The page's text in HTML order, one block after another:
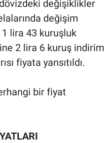
değişiklikler
değişim
lira 43 kuruşluk
2 lira 6 kuruş indirim
fiyata yansıtıldı.
bir fiyat